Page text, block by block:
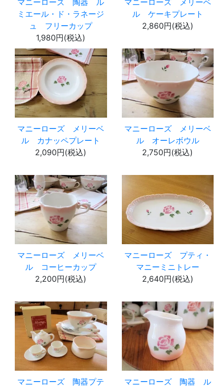
ミエール・ド・ラネージ
ュ フリーカップ
1,980円(税込)
ル ケーキプレート
2,860円(税込)
マニーローズ メリーベ
ル カナッペプレート
2,090円(税込)
マニーローズ メリーベ
ル オーレボウル
2,750円(税込)
マニーローズ メリーベ
ル コーヒーカップ
2,200円(税込)
マニーローズ プティ・
マニーミニトレー
2,640円(税込)
マニーローズ 陶器プテ
マニーローズ 陶器 ル